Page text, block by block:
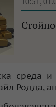
среда
Родда,